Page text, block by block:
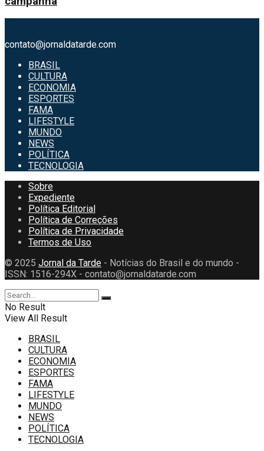
contato@jornaldatarde.com
BRASIL
CULTURA
ECONOMIA
ESPORTES
FAMA
LIFESTYLE
MUNDO
NEWS
POLÍTICA
TECNOLOGIA
Sobre
Expediente
Política Editorial
Política de Correções
Política de Privacidade
Termos de Uso
© 2025 Jornal da Tarde - Notícias do Brasil e do mundo -
ISSN: 1516-294X - contato@jornaldatarde.com
No Result
View All Result
BRASIL
CULTURA
ECONOMIA
ESPORTES
FAMA
LIFESTYLE
MUNDO
NEWS
POLÍTICA
TECNOLOGIA